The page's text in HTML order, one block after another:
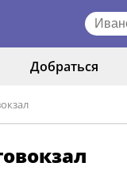
Добраться